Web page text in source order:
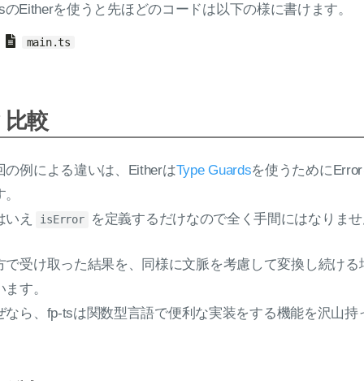
のEitherを使うと先ほどのコードは以下の様に書けます。
main.ts
比較
の例による違いは、EitherはType Guardsを使うために
いえ
isError を定義するだけなので全く手間にはなりませ
で受け取った結果を、同様に文脈を考慮して変換し続ける
ます。
なら、fp-tsは関数型言語で便利な実装をする機能を沢山持